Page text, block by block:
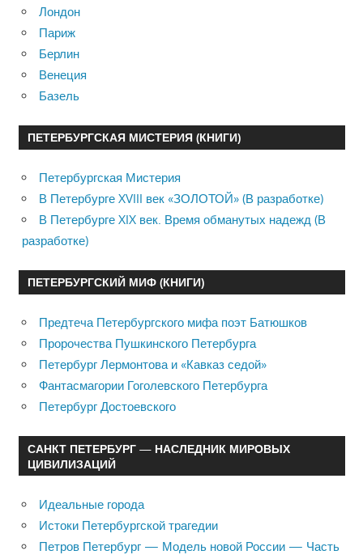
Лондон
Париж
Берлин
Венеция
Базель
ПЕТЕРБУРГСКАЯ МИСТЕРИЯ (КНИГИ)
Петербургская Мистерия
В Петербурге XVIII век «ЗОЛОТОЙ» (В разработке)
В Петербурге XIX век. Время обманутых надежд (В
разработке)
ПЕТЕРБУРГСКИЙ МИФ (КНИГИ)
Предтеча Петербургского мифа поэт Батюшков
Пророчества Пушкинского Петербурга
Петербург Лермонтова и «Кавказ седой»
Фантасмагории Гоголевского Петербурга
Петербург Достоевского
САНКТ ПЕТЕРБУРГ — НАСЛЕДНИК МИРОВЫХ
ЦИВИЛИЗАЦИЙ
Идеальные города
Истоки Петербургской трагедии
Петров Петербург — Модель новой России — Часть